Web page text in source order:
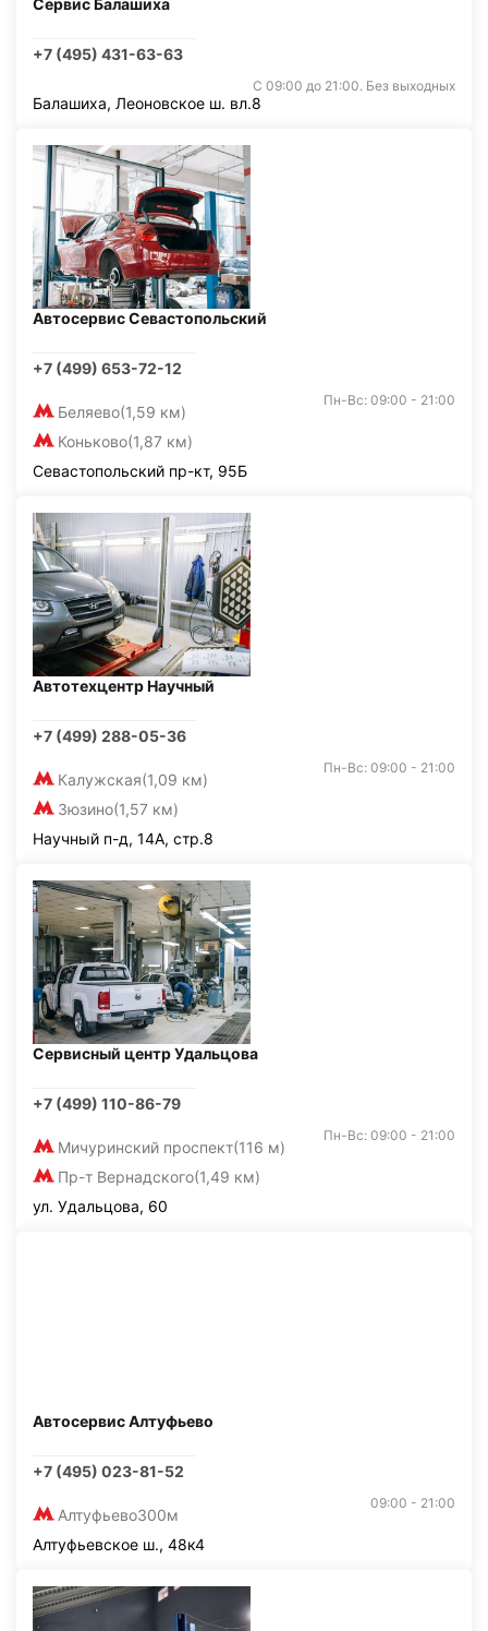
Сервис Балашиха
+7 (495) 431-63-63
С 09:00 до 21:00. Без выходных
Балашиха, Леоновское ш. вл.8
Автосервис Севастопольский
+7 (499) 653-72-12
Беляево(1,59 км)
Коньково(1,87 км)
Пн-Вс: 09:00 - 21:00
Севастопольский пр-кт, 95Б
Автотехцентр Научный
+7 (499) 288-05-36
Калужская(1,09 км)
Зюзино(1,57 км)
Пн-Вс: 09:00 - 21:00
Научный п-д, 14А, стр.8
Сервисный центр Удальцова
+7 (499) 110-86-79
Мичуринский проспект(116 м)
Пр-т Вернадского(1,49 км)
Пн-Вс: 09:00 - 21:00
ул. Удальцова, 60
Автосервис Алтуфьево
+7 (495) 023-81-52
Алтуфьево300м
09:00 - 21:00
Алтуфьевское ш., 48к4